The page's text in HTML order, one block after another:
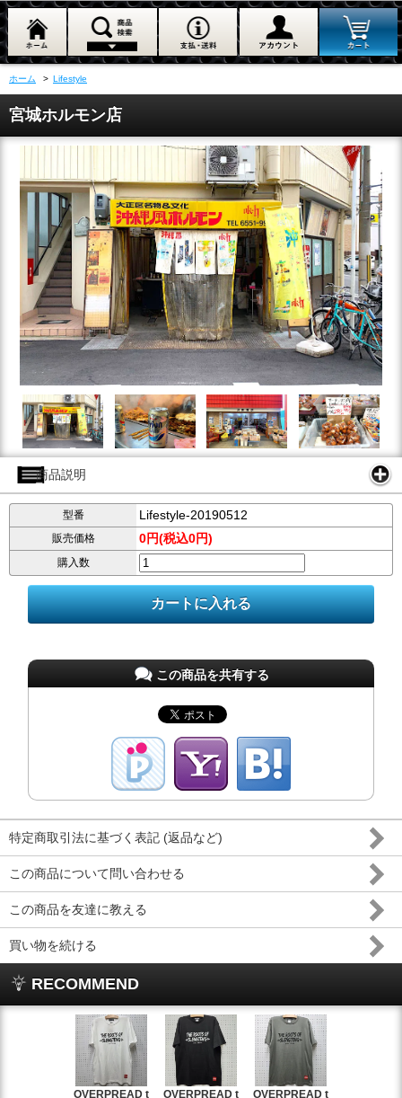
ホーム > Lifestyle
宮城ホルモン店
商品説明
型番 Lifestyle-20190512
販売価格 0円(税込0円)
購入数
この商品を共有する
特定商取引法に基づく表記 (返品など)
この商品について問い合わせる
この商品を友達に教える
買い物を続ける
RECOMMEND
OVERPREAD t
OVERPREAD t
OVERPREAD t